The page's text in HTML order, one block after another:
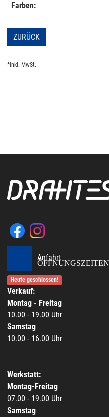
Farben:
ZURÜCK
*inkl. MwSt.
Anfahrt
ÖFFNUNGSZEITEN
Heute geschlossen!
Verkauf:
Montag - Freitag
10.00 - 19.00 Uhr
Samstag
10.00 - 16.00 Uhr
Werkstatt:
Montag-Freitag
07.00 - 19.00 Uhr
Samstag